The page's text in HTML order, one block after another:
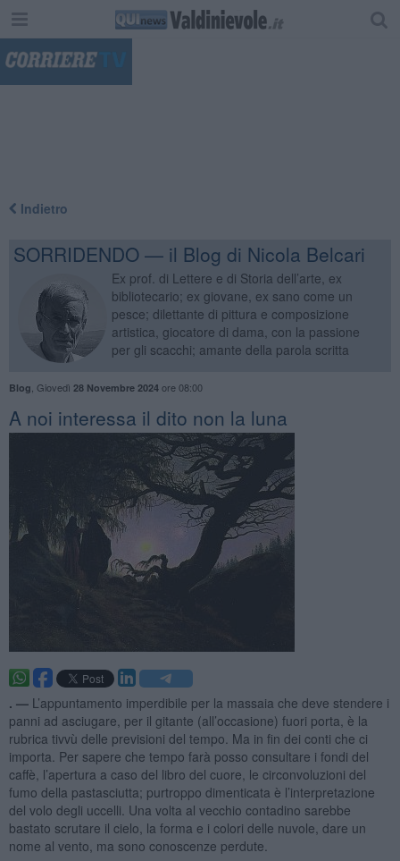
Indietro
SORRIDENDO — il Blog di Nicola Belcari
Ex prof. di Lettere e di Storia dell’arte, ex
bibliotecario; ex giovane, ex sano come un
pesce; dilettante di pittura e composizione
artistica, giocatore di dama, con la passione
per gli scacchi; amante della parola scritta
Blog Giovedì 28 Novembre 2024ore 08:00
A noi interessa il dito non la luna
. — L’appuntamento imperdibile per la massaia che deve stendere i
panni ad asciugare, per il gitante (all’occasione) fuori porta, è la
rubrica tivvù delle previsioni del tempo. Ma in fin dei conti che ci
importa. Per sapere che tempo farà posso consultare i fondi del
caffè, l’apertura a caso del libro del cuore, le circonvoluzioni del
fumo della pastasciutta; purtroppo dimenticata è l’interpretazione
del volo degli uccelli. Una volta al vecchio contadino sarebbe
bastato scrutare il cielo, la forma e i colori delle nuvole, dare un
nome al vento, ma sono conoscenze perdute.